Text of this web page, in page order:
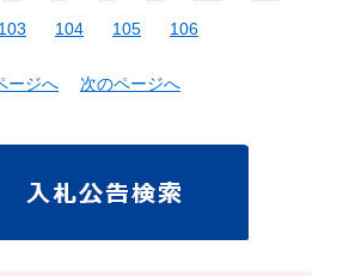
103 104 105 106
ージへ 次のページへ